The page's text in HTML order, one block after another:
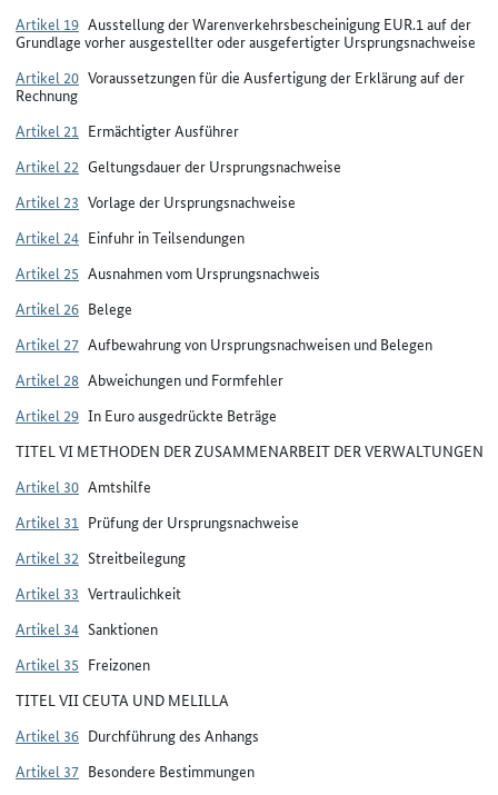
Artikel 19 Ausstellung der Warenverkehrsbescheinigung EUR.1 auf der
Grundlage vorher ausgestellter oder ausgefertigter Ursprungsnachweise
Artikel 20 Voraussetzungen für die Ausfertigung der Erklärung auf der
Rechnung
Artikel 21 Ermächtigter Ausführer
Artikel 22 Geltungsdauer der Ursprungsnachweise
Artikel 23 Vorlage der Ursprungsnachweise
Artikel 24 Einfuhr in Teilsendungen
Artikel 25 Ausnahmen vom Ursprungsnachweis
Artikel 26 Belege
Artikel 27 Aufbewahrung von Ursprungsnachweisen und Belegen
Artikel 28 Abweichungen und Formfehler
Artikel 29 In Euro ausgedrückte Beträge
TITEL VI METHODEN DER ZUSAMMENARBEIT DER VERWALTUNGEN
Artikel 30 Amtshilfe
Artikel 31 Prüfung der Ursprungsnachweise
Artikel 32 Streitbeilegung
Artikel 33 Vertraulichkeit
Artikel 34 Sanktionen
Artikel 35 Freizonen
TITEL VII CEUTA UND MELILLA
Artikel 36 Durchführung des Anhangs
Artikel 37 Besondere Bestimmungen